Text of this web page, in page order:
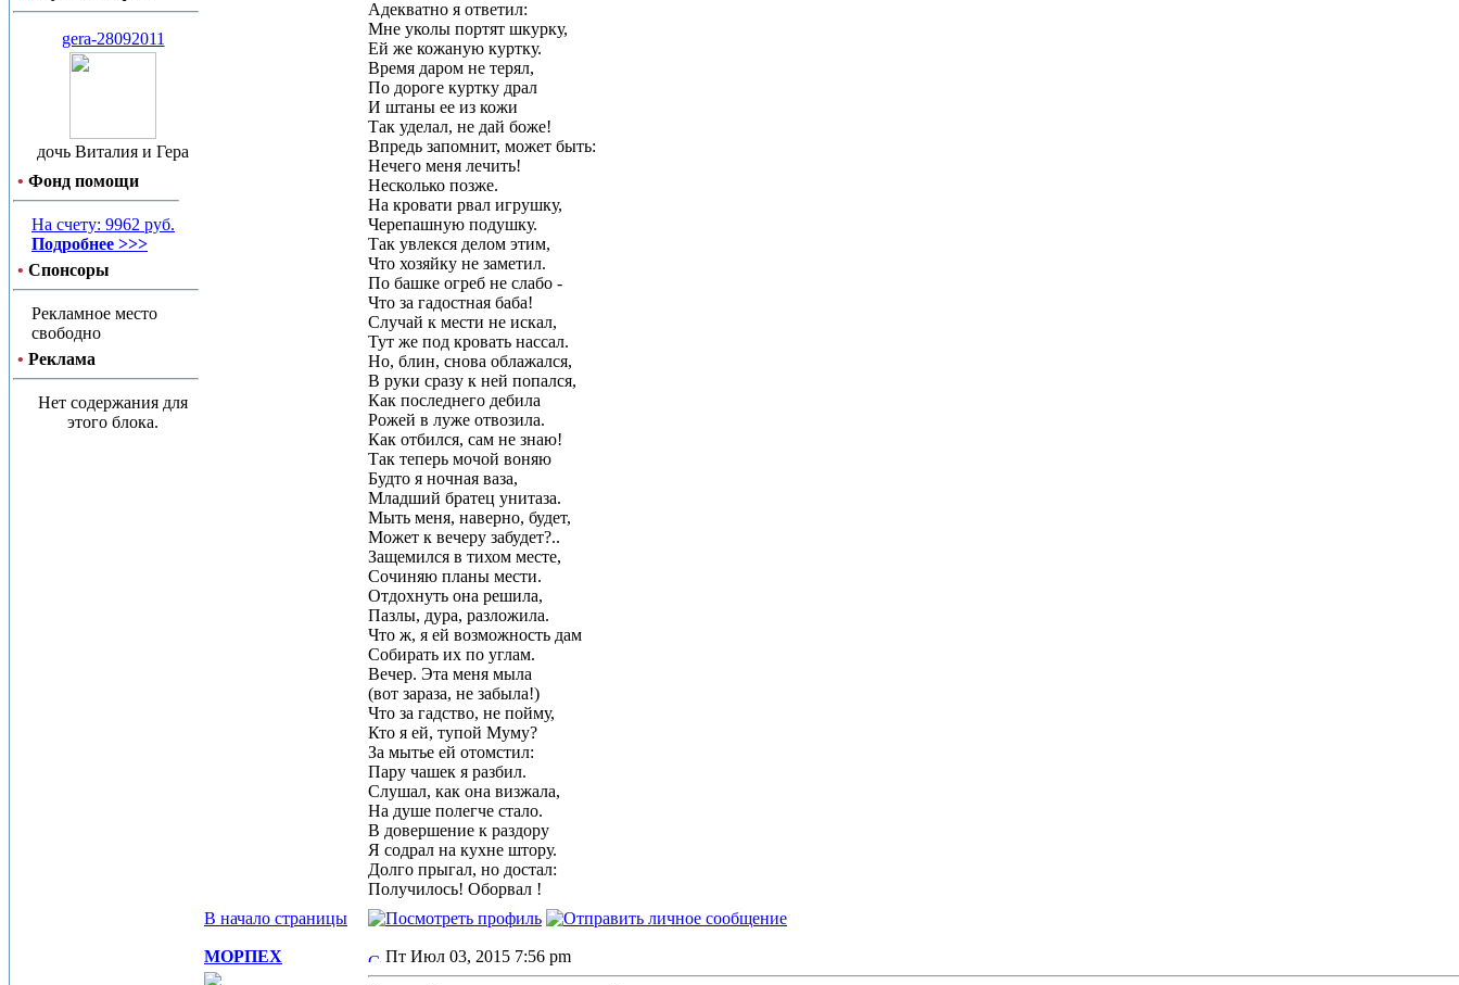
gera-28092011
дочь Виталия и Гера
• Фонд помощи
На счету: 9962 руб.
Подробнее >>>
• Спонсоры
Рекламное место
свободно
• Реклама
Нет содержания для
этого блока.
Адекватно я ответил:
Мне уколы портят шкурку,
Ей же кожаную куртку.
Время даром не терял,
По дороге куртку драл
И штаны ее из кожи
Так уделал, не дай боже!
Впредь запомнит, может быть:
Нечего меня лечить!
Несколько позже.
На кровати рвал игрушку,
Черепашную подушку.
Так увлекся делом этим,
Что хозяйку не заметил.
По башке огреб не слабо -
Что за гадостная баба!
Случай к мести не искал,
Тут же под кровать нассал.
Но, блин, снова облажался,
В руки сразу к ней попался,
Как последнего дебила
Рожей в луже отвозила.
Как отбился, сам не знаю!
Так теперь мочой воняю
Будто я ночная ваза,
Младший братец унитаза.
Мыть меня, наверно, будет,
Может к вечеру забудет?..
Защемился в тихом месте,
Сочиняю планы мести.
Отдохнуть она решила,
Пазлы, дура, разложила.
Что ж, я ей возможность дам
Собирать их по углам.
Вечер. Эта меня мыла
(вот зараза, не забыла!)
Что за гадство, не пойму,
Кто я ей, тупой Муму?
За мытье ей отомстил:
Пару чашек я разбил.
Слушал, как она визжала,
На душе полегче стало.
В довершение к раздору
Я содрал на кухне штору.
Долго прыгал, но достал:
Получилось! Оборвал !
В начало страницы
МОРПЕХ Пт Июл 03, 2015 7:56 pm